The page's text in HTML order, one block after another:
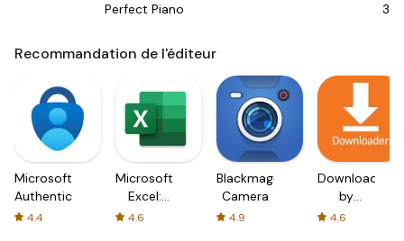
Perfect Piano 3D
Recommandation de l'éditeur
Microsoft
Authenticator
4.4
Microsoft
Excel:
Spreadsheets
4.6
Blackmagic
Camera
4.9
Downloader
by
AFTVnews
4.6